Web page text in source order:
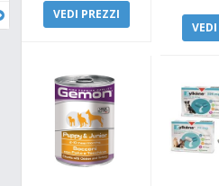
VEDI PREZZI